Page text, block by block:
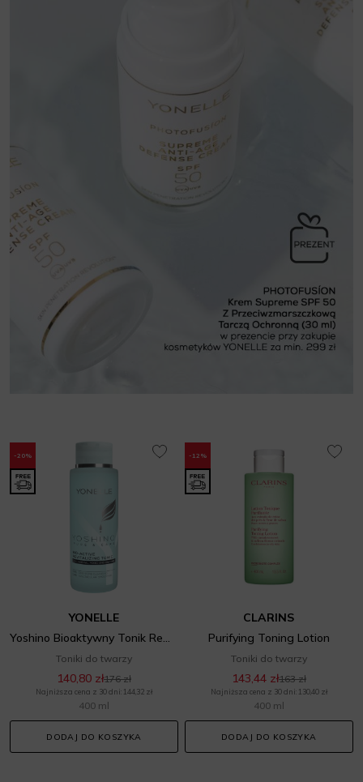
-20%
YONELLE
Yoshino Bioaktywny Tonik Rewitalizujący
Toniki do twarzy
140,80 zł176 zł
Najniższa cena z 30 dni: 144,32 zł
400 ml
DODAJ DO KOSZYKA
-12%
CLARINS
Purifying Toning Lotion
Toniki do twarzy
143,44 zł163 zł
Najniższa cena z 30 dni: 130,40 zł
400 ml
DODAJ DO KOSZYKA